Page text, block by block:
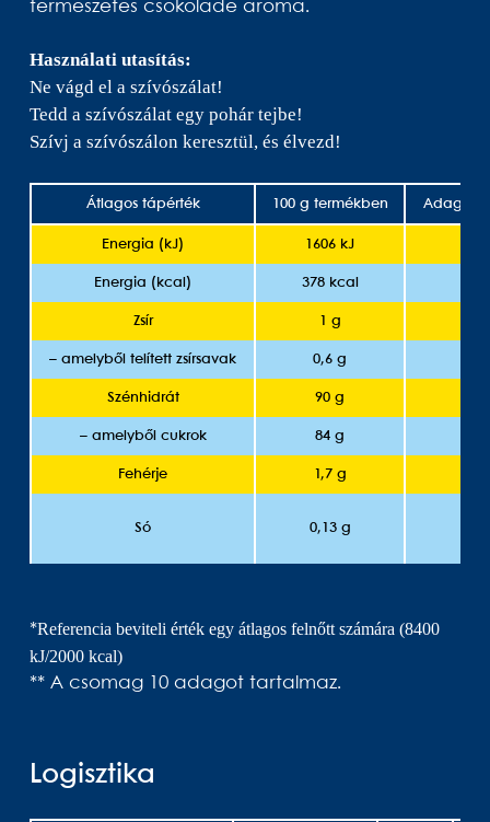
természetes csokoládé aroma.
Használati utasítás:
Ne vágd el a szívószálat!
Tedd a szívószálat egy pohár tejbe!
Szívj a szívószálon keresztül, és élvezd!
Átlagos tápérték 100 g termékben
Energia (kJ) 1606 kJ
Energia (kcal) 378 kcal
Zsír 1 g
– amelyből telített zsírsavak 0,6 g
Szénhidrát 90 g
– amelyből cukrok 84 g
Fehérje 1,7 g
Só 0,13 g
*Referencia beviteli érték egy átlagos felnőtt számára (8400
kJ/2000 kcal)
** A csomag 10 adagot tartalmaz.
Logisztika